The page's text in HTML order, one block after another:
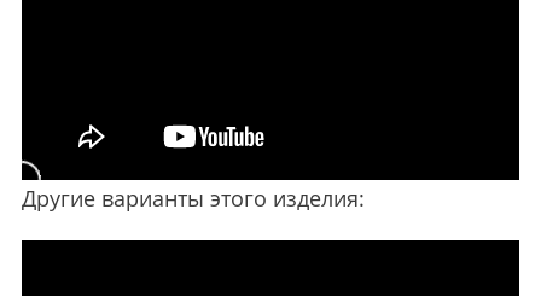
Другие варианты этого изделия: